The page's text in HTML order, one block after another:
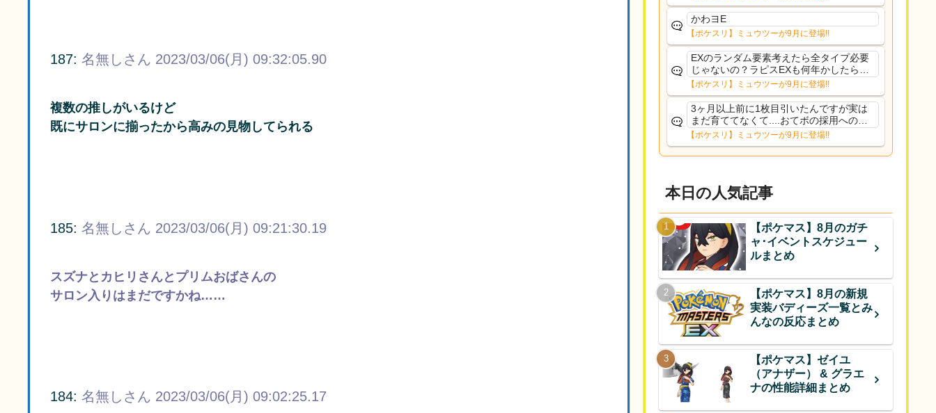
187: 名無しさん 2023/03/06(月) 09:32:05.90
複数の推しがいるけど
既にサロンに揃ったから高みの見物してられる
185: 名無しさん 2023/03/06(月) 09:21:30.19
スズナとカヒリさんとプリムおばさんの
サロン入りはまだですかね……
184: 名無しさん 2023/03/06(月) 09:02:25.17
かわヨE
【ポケスリ】ミュウツーが9月に登場!!
EXのランダム要素考えたら全タイプ必要
じゃないの？ラピスEXも何年かしたら来
るだろうし後から厳選したい育てたいっ
て思ってもどうにもならないのがこのゲ
ームだしな
【ポケスリ】ミュウツーが9月に登場!!
3ヶ月以上前に1枚目引いたんですが実は
まだ育ててなくて....おてボの採用への影
響は勉強になります。ありがとうござい
ますオイルはだいぶ強めのABBレントラ
ーいて芋の方が不安なんで1枚目にしよう
【ポケスリ】ミュウツーが9月に登場!!
本日の人気記事
【ポケマス】8月のガチ
ャ･イベントスケジュー
ルまとめ
【ポケマス】8月の新規
実装バディーズ一覧とみ
んなの反応まとめ
【ポケマス】ゼイユ
（アナザー） & グラエ
ナの性能詳細まとめ